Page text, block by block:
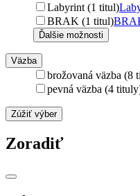
Labyrint (1 titul)
BRAK (1 titul)
Ďalšie možnosti
Väzba
brožovaná väzba (8
pevná väzba (4
Zúžiť výber
Zoradiť